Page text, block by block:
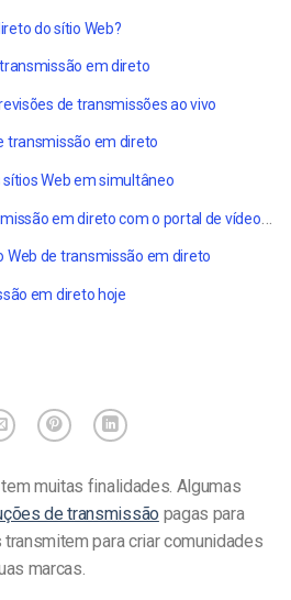
do sítio Web?
em direto
de transmissões ao vivo
transmissão em direto
Web em simultâneo
Web de transmissão em direto
em direto hoje
muitas finalidades. Algumas
de transmissão pagas para
para criar comunidades
marcas.